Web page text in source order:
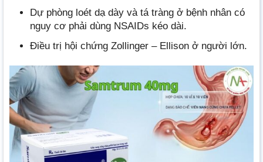
Dự phòng loét dạ dày và tá tràng ở bệnh nhân có
nguy cơ phải dùng NSAIDs kéo dài.
Điều trị hội chứng Zollinger – Ellison ở người lớn.